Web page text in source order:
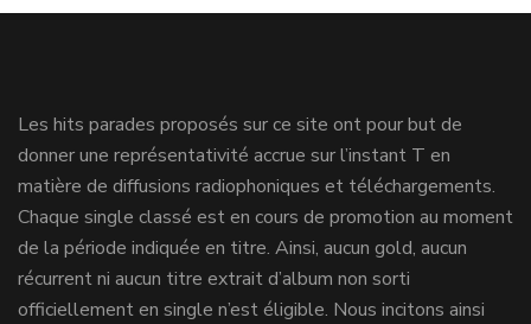
Les hits parades proposés sur ce site ont pour but de
donner une représentativité accrue sur l’instant T en
matière de diffusions radiophoniques et téléchargements.
Chaque single classé est en cours de promotion au moment
de la période indiquée en titre. Ainsi, aucun gold, aucun
récurrent ni aucun titre extrait d’album non sorti
officiellement en single n’est éligible. Nous incitons ainsi